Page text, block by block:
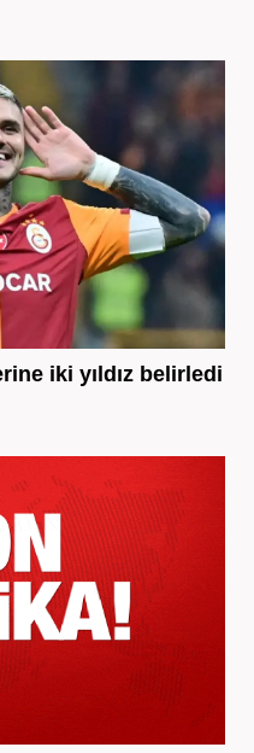
iki yıldız belirledi